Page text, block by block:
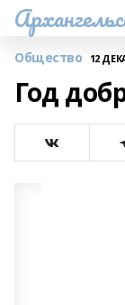
Общество 12
Год